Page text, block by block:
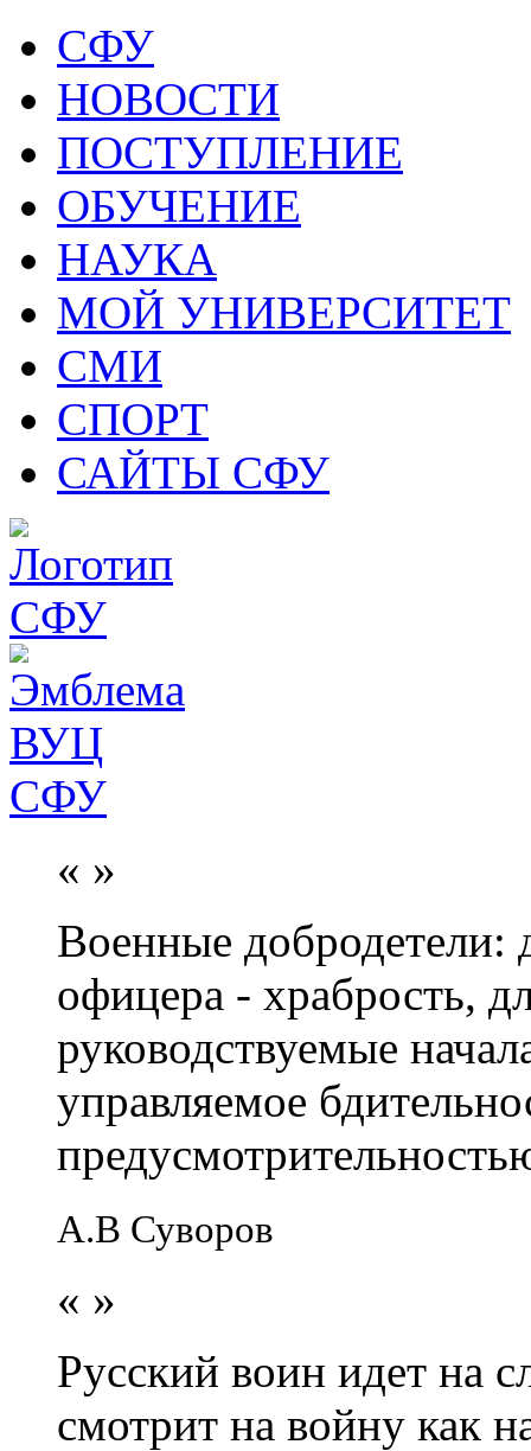
СФУ
НОВОСТИ
ПОСТУПЛЕНИЕ
ОБУЧЕНИЕ
НАУКА
МОЙ УНИВЕРСИТЕТ
СМИ
СПОРТ
САЙТЫ СФУ
« »
Военные добродетели:
офицера - храбрость,
руководствуемые
управляемое
А.В Суворов
« »
Русский воин идет на
смотрит на войну как